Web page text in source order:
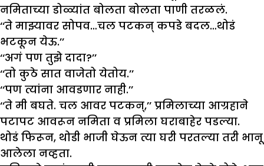
नमिताच्या डोळ्यांत बोलता बोलता पाणी तरळलं.
‘‘ते माझ्यावर सोपव…चल पटकन् कपडे बदल…थोडं
भटकून येऊ.’’
‘‘अगं पण तुझे दादा?’’
‘‘तो कुठे सात वाजेतो येतोय.’’
‘‘पण त्यांना आवडणार नाही.’’
‘‘ते मी बघते. चल आवर पटकन्,’’ प्रमिलाच्या आग्रहाने
पटापट आवरून नमिता व प्रमिला घराबाहेर पडल्या.
थोडं फिरून, थोडी भाजी घेऊन त्या घरी परतल्या तरी भानू
आलेला नव्हता.